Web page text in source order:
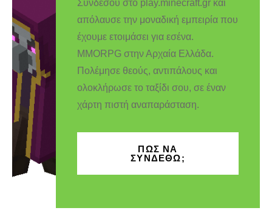
Συνδέσου στο play.minecraft.gr και
απόλαυσε την μοναδική εμπειρία που
έχουμε ετοιμάσει για εσένα.
MMORPG στην Αρχαία Ελλάδα.
Πολέμησε θεούς, αντιπάλους και
ολοκλήρωσε το ταξίδι σου, σε έναν
χάρτη πιστή αναπαράσταση.
ΠΩΣ ΝΑ
ΣΥΝΔΕΘΩ;